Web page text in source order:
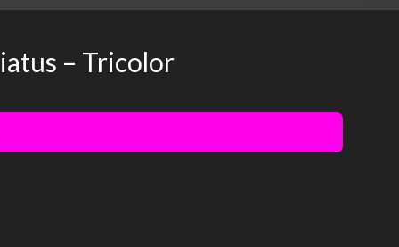
– Tricolor